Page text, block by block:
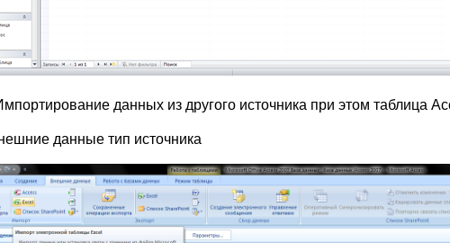
данных из другого источника при этом таблица
данные тип источника